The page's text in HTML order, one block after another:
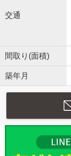
交通
間取り(面積)
築年月